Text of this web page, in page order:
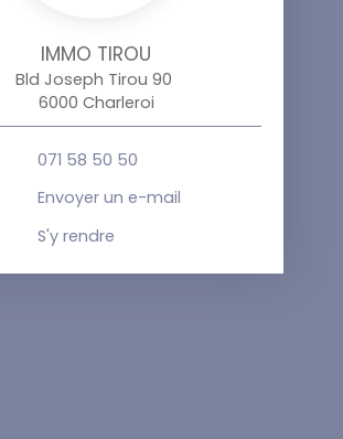
IMMO TIROU
Bld Joseph Tirou 90
6000 Charleroi
071 58 50 50
Envoyer un e-mail
S'y rendre